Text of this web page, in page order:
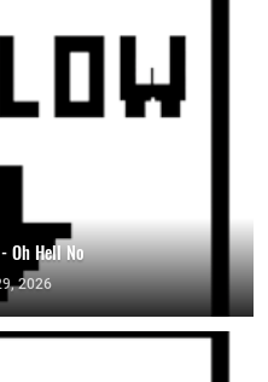
Oh Hell No
2026